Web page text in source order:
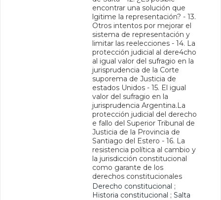
encontrar una solución que
lgitime la representación? - 13.
Otros intentos por mejorar el
sistema de representación y
limitar las reelecciones - 14. La
protección judicial al dere4cho
al igual valor del sufragio en la
jurisprudencia de la Corte
suporema de Justicia de
estados Unidos - 15. El igual
valor del sufragio en la
jurisprudencia Argentina.La
protección judicial del derecho
e fallo del Superior Tribunal de
Justicia de la Provincia de
Santiago del Estero - 16. La
resistencia política al cambio y
la jurisdicción constitucional
como garante de los
derechos constitucionales
Derecho constitucional ;
Historia constitucional ; Salta